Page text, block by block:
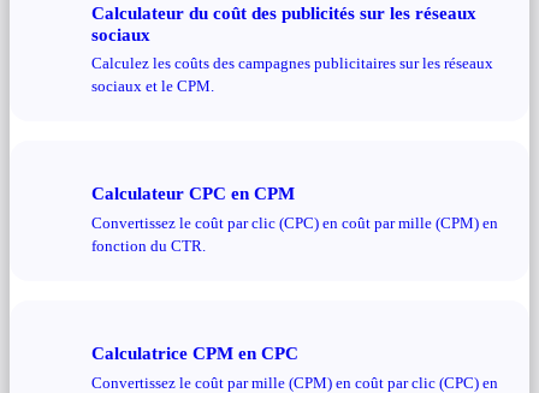
Calculateur du coût des publicités sur les réseaux
sociaux
Calculez les coûts des campagnes publicitaires sur les réseaux
sociaux et le CPM.
Calculateur CPC en CPM
Convertissez le coût par clic (CPC) en coût par mille (CPM) en
fonction du CTR.
Calculatrice CPM en CPC
Convertissez le coût par mille (CPM) en coût par clic (CPC) en